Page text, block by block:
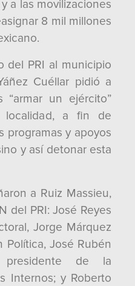
a las movilizaciones
8 mil millones
del PRI al municipio
Cuéllar pidió a
“armar un ejército”
localidad, a fin de
programas y apoyos
y así detonar esta
a Ruiz Massieu,
del PRI: José Reyes
Jorge Márquez
José Rubén
presidente de la
Internos; y Roberto